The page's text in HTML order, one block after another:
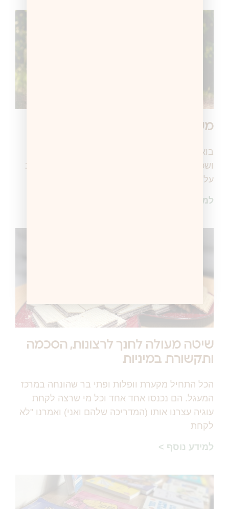
משחקים מיניים בגיל הרך
בואו נעשה סדר אחת ולתמיד בנושא הכל כך רגיש
ושכיח הזה! כבר הרבה מאוד זמן שאני רוצה לכתוב
על משחקיים מיניים בַּיַּלְדוּת. נושא שאני מרגישה
למידע נוסף >
שיטה מעולה לחנך לרצונות, הסכמה
ותקשורת במיניות
הכל התחיל מקערת וופלות ופתי בר שהונחה במרכז
המעגל. הם נכנסו אחד אחד וכל מי שרצה לקחת
עוגיה עצרנו אותו (המדריכה שלהם ואני) ואמרנו "לא
לקחת
למידע נוסף >